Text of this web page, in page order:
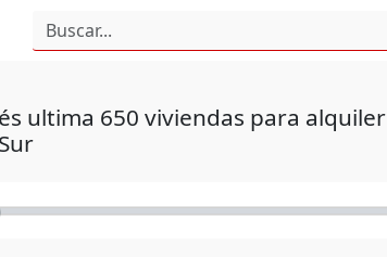
ultima 650 viviendas para